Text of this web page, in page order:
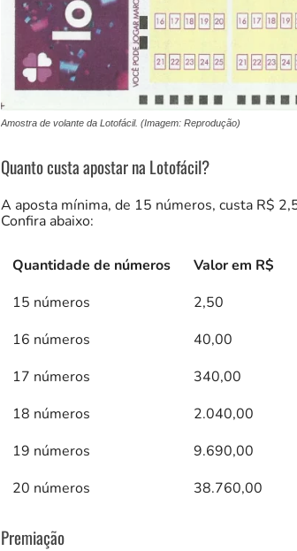
Amostra de volante da Lotofácil. (Imagem: Reprodução)
Quanto custa apostar na Lotofácil?
A aposta mínima, de 15 números, custa R$
Confira abaixo:
Quantidade de números
Valor em R$
15 números
2,50
16 números
40,00
17 números
340,00
18 números
2.040,00
19 números
9.690,00
20 números
38.760,00
Premiação